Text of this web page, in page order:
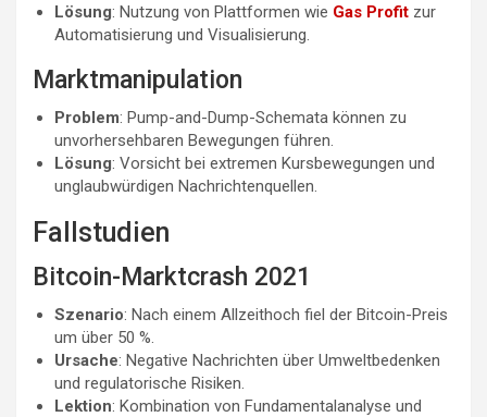
Lösung: Nutzung von Plattformen wie Gas Profit zur
Automatisierung und Visualisierung.
Marktmanipulation
Problem: Pump-and-Dump-Schemata können zu
unvorhersehbaren Bewegungen führen.
Lösung: Vorsicht bei extremen Kursbewegungen und
unglaubwürdigen Nachrichtenquellen.
Fallstudien
Bitcoin-Marktcrash 2021
Szenario: Nach einem Allzeithoch fiel der Bitcoin-Preis
um über 50 %.
Ursache: Negative Nachrichten über Umweltbedenken
und regulatorische Risiken.
Lektion: Kombination von Fundamentalanalyse und